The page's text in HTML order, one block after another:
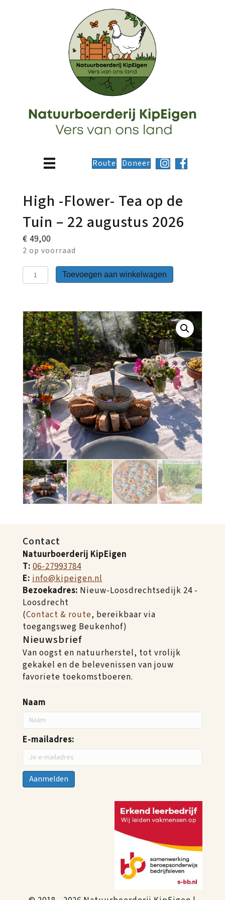
Route Doneer
High -Flower- Tea op de
Tuin – 22 augustus 2026
€ 49,00
2 op voorraad
High
-
Tea
op
de
Tuin
-
22
augustus
2026
aantal
Toevoegen aan winkelwagen
Contact
Natuurboerderij KipEigen
T:06-27993784
E:info@kipeigen.nl
Bezoekadres: Nieuw-Loosdrechtsedijk 24 -
Loosdrecht
(Contact & route, bereikbaar via
toegangsweg Beukenhof)
Nieuwsbrief
Van oogst en natuurherstel, tot vrolijk
gekakel en de belevenissen van jouw
favoriete toekomstboeren.
Naam
E-mailadres: